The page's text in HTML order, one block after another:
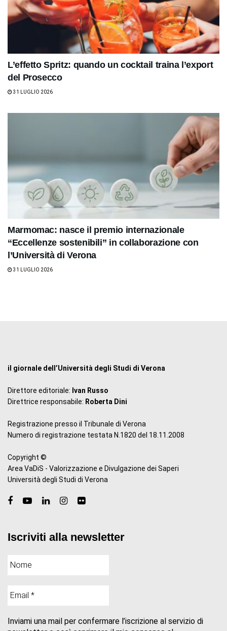
L’effetto Spritz: quando un cocktail traina l’export
del Prosecco
31 LUGLIO 2026
Marmomac: nasce il premio internazionale
“Eccellenze sostenibili” in collaborazione con
l’Università di Verona
31 LUGLIO 2026
il giornale dell’Università degli Studi di Verona
Direttore editoriale: Ivan Russo
Direttrice responsabile: Roberta Dini
Registrazione presso il Tribunale di Verona
Numero di registrazione testata N.1820 del 18.11.2008
Copyright ©
Area VaDiS - Valorizzazione e Divulgazione dei Saperi
Università degli Studi di Verona
Iscriviti alla newsletter
Inviami una mail per confermare l’iscrizione al servizio di